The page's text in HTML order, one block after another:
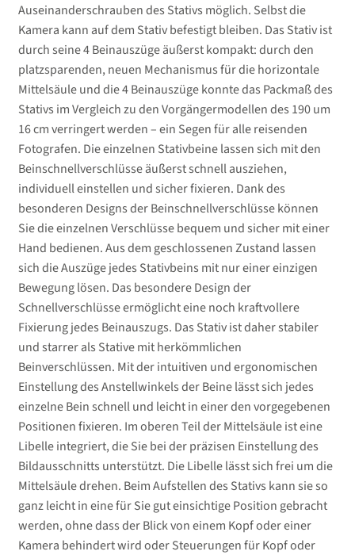
Auseinanderschrauben des Stativs möglich. Selbst die
Kamera kann auf dem Stativ befestigt bleiben. Das Stativ ist
durch seine 4 Beinauszüge äußerst kompakt: durch den
platzsparenden, neuen Mechanismus für die horizontale
Mittelsäule und die 4 Beinauszüge konnte das Packmaß des
Stativs im Vergleich zu den Vorgängermodellen des 190 um
16 cm verringert werden – ein Segen für alle reisenden
Fotografen. Die einzelnen Stativbeine lassen sich mit den
Beinschnellverschlüsse äußerst schnell ausziehen,
individuell einstellen und sicher fixieren. Dank des
besonderen Designs der Beinschnellverschlüsse können
Sie die einzelnen Verschlüsse bequem und sicher mit einer
Hand bedienen. Aus dem geschlossenen Zustand lassen
sich die Auszüge jedes Stativbeins mit nur einer einzigen
Bewegung lösen. Das besondere Design der
Schnellverschlüsse ermöglicht eine noch kraftvollere
Fixierung jedes Beinauszugs. Das Stativ ist daher stabiler
und starrer als Stative mit herkömmlichen
Beinverschlüssen. Mit der intuitiven und ergonomischen
Einstellung des Anstellwinkels der Beine lässt sich jedes
einzelne Bein schnell und leicht in einer den vorgegebenen
Positionen fixieren. Im oberen Teil der Mittelsäule ist eine
Libelle integriert, die Sie bei der präzisen Einstellung des
Bildausschnitts unterstützt. Die Libelle lässt sich frei um die
Mittelsäule drehen. Beim Aufstellen des Stativs kann sie so
ganz leicht in eine für Sie gut einsichtige Position gebracht
werden, ohne dass der Blick von einem Kopf oder einer
Kamera behindert wird oder Steuerungen für Kopf oder